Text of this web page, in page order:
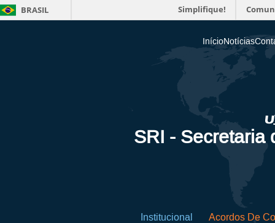
BRASIL Simplifique!
InícioNotícias
SRI - Secretaria
Institucional Acordos De